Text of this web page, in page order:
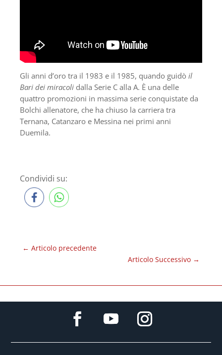
Gli anni d’oro tra il 1983 e il 1985, quando guidò il
Bari dei miracoli dalla Serie C alla A. È una delle
quattro promozioni in massima serie conquistate da
Bolchi allenatore, che ha chiuso la carriera tra
Ternana, Catanzaro e Messina nei primi anni
Duemila.
Condividi su:
← Articolo precedente
Articolo Successivo →